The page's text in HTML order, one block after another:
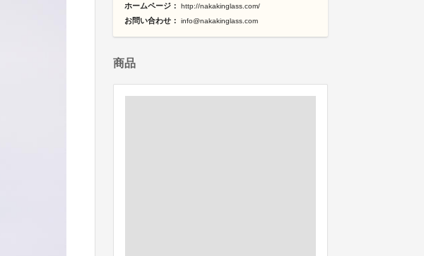
ホームページ： http://nakakinglass.com/
お問い合わせ： info@nakakinglass.com
商品